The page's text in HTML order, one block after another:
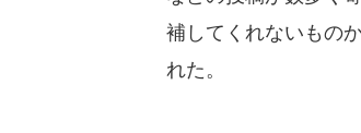
補してくれないもの
れた。